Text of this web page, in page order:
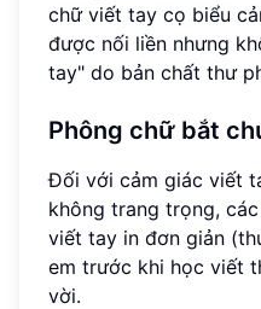
chữ viết tay cọ biểu
được nối liền nhưng
tay" do bản chất thư
Phông chữ bắt
Đối với cảm giác viết
không trang trọng,
viết tay in đơn giản
em trước khi học viết
vời.